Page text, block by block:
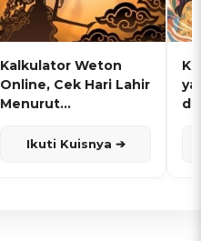
Kalkulator Weton
Online, Cek Hari Lahir
Menurut
Ikuti Kuisnya ➔